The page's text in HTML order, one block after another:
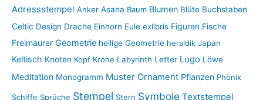
Adressstempel Anker Asana Baum Blumen Blüte Buchstaben
Celtic Design Drache Einhorn Eule exlibris Figuren Fische
Freimaurer Geometrie heilige Geometrie heraldik Japan
Keltisch Knoten Kopf Krone Labyrinth Letter Logo Löwe
Meditation Monogramm Muster Ornament Pflanzen Phönix
Schiffe Sprüche Stempel Stern Symbole Textstempel